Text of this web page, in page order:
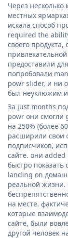
Через несколько
местных
искала способ
required the
своего
предоставили
попробовали
powr slider, и ни
был неуклюжим
За just months
powr они смогли
на 250% (более
расширили свои
подписчиков,
сайте. они
быстро показать
landing on
реальной жизни.
на месте.
которые
сайте, были
другой человек